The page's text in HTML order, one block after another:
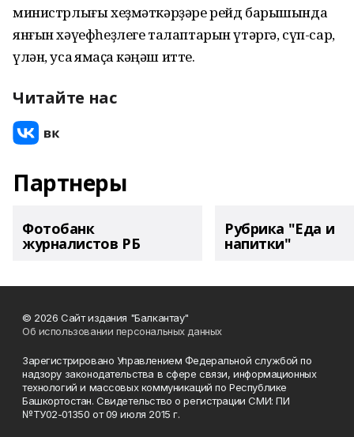
министрлығы хеҙмәткәрҙәре рейд барышында
янғын хәүефһеҙлеге талаптарын үтәргә, сүп-сар,
үлән, усаҡ яҡмаҫҡа кәңәш итте.
Читайте нас
Партнеры
Фотобанк
журналистов РБ
Рубрика "Еда и
напитки"
© 2026 Сайт издания "Балкантау"
Об использовании персональных данных
Зарегистрировано Управлением Федеральной службой по
надзору законодательства в сфере связи, информационных
технологий и массовых коммуникаций по Республике
Башкортостан. Свидетельство о регистрации СМИ: ПИ
№ТУ02-01350 от 09 июля 2015 г.